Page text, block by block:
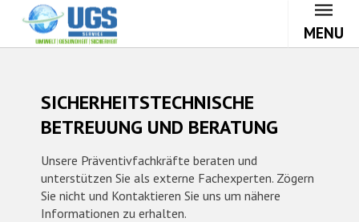
MENU
SICHERHEITSTECHNISCHE
BETREUUNG UND BERATUNG
Unsere Präventivfachkräfte beraten und
unterstützen Sie als externe Fachexperten. Zögern
Sie nicht und Kontaktieren Sie uns um nähere
Informationen zu erhalten.